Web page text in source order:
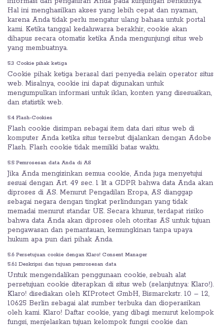
Hal ini menghasilkan akses yang lebih cepat dan nyaman,
karena Anda tidak perlu mengatur ulang bahasa untuk portal
kami. Ketika tanggal kedaluwarsa berakhir, cookie akan
dihapus secara otomatis ketika Anda mengunjungi situs web
yang membuatnya.
5.3 Cookie pihak ketiga
Cookie pihak ketiga berasal dari penyedia selain operator situs
web. Misalnya, cookie ini dapat digunakan untuk
mengumpulkan informasi untuk iklan, konten yang disesuaikan,
dan statistik web.
5.4 Flash-Cookies
Flash cookie disimpan sebagai item data dari situs web di
komputer Anda ketika situs tersebut dijalankan dengan Adobe
Flash. Flash cookie tidak memiliki batas waktu.
5.5 Pemrosesan data Anda di AS
Jika Anda mengizinkan semua cookie, Anda juga menyetujui
sesuai dengan Art. 49 sec. 1 lit a GDPR bahwa data Anda akan
diproses di AS. Menurut Pengadilan Eropa, AS dianggap
sebagai negara dengan tingkat perlindungan yang tidak
memadai menurut standar UE. Secara khusus, terdapat risiko
bahwa data Anda akan diproses oleh otoritas AS untuk tujuan
pengawasan dan pemantauan, kemungkinan tanpa upaya
hukum apa pun dari pihak Anda.
5.6 Persetujuan cookie dengan Klaro! Consent Manager
5.6.1 Deskripsi dan tujuan pemrosesan data
Untuk mengendalikan penggunaan cookie, sebuah alat
persetujuan cookie diterapkan di situs web (selanjutnya: Klaro!).
Klaro! disediakan oleh KIProtect GmbH, Bismarckstr. 10 – 12,
10625 Berlin sebagai alat sumber terbuka dan dioperasikan
oleh kami. Klaro! Daftar cookie, yang dibagi menurut kelompok
fungsi, menjelaskan tujuan kelompok fungsi cookie dan